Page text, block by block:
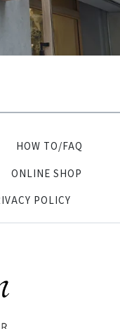
HOW TO/FAQ
ONLINE SHOP
POLICY